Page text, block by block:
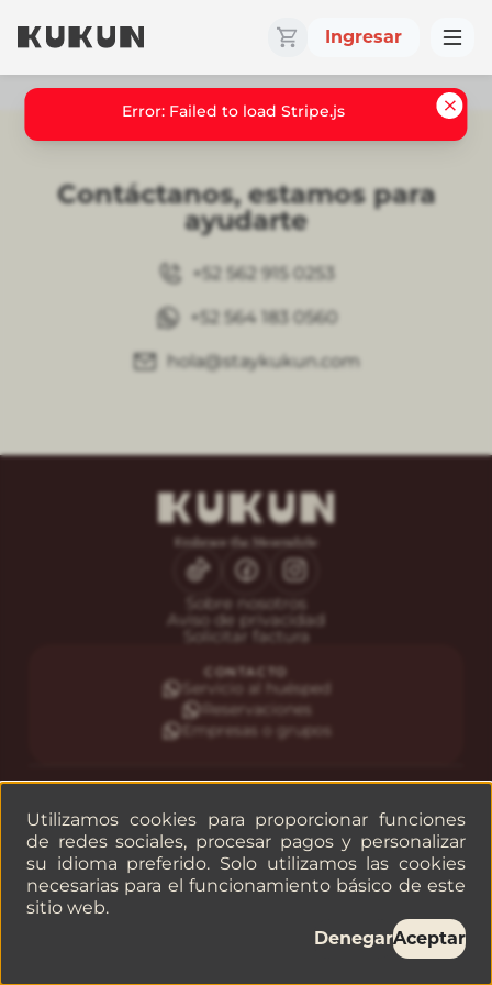
Ingresar
Contáctanos, estamos para
ayudarte
+52 562 915 0253
+52 564 183 0560
hola@staykukun.com
Sobre nosotros
Aviso de privacidad
Solicitar factura
CONTACTO
Servicio al huésped
Reservaciones
Empresas o grupos
Error: Failed to load Stripe.js
Utilizamos cookies para proporcionar funciones
de redes sociales, procesar pagos y personalizar
su idioma preferido. Solo utilizamos las cookies
necesarias para el funcionamiento básico de este
sitio web.
DenegarAceptar